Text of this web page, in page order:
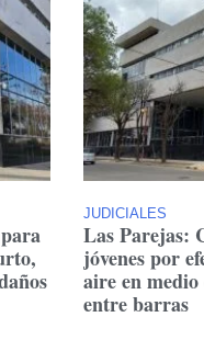
JUDICIALES
Las Parejas:
jóvenes por
aire en
entre barras